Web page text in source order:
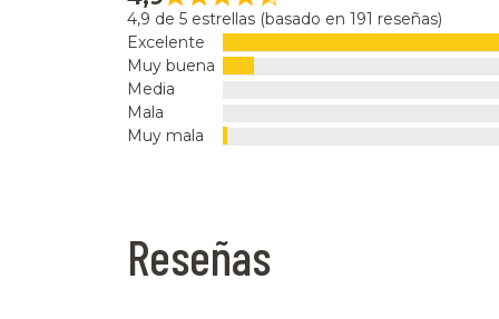
4,9 de 5 estrellas (basado en 191 reseñas)
Excelente
Muy buena
Media
Mala
Muy mala
Reseñas